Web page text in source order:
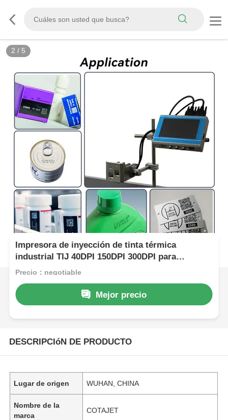
2 / 5
Impresora de inyección de tinta térmica
industrial TIJ 40DPI 150DPI 300DPI para
codificación de cajas
Precio：negotiable
Mejor precio
DESCRIPCIóN DE PRODUCTO
Lugar de origen WUHAN, CHINA
Nombre de la
marca
COTAJET